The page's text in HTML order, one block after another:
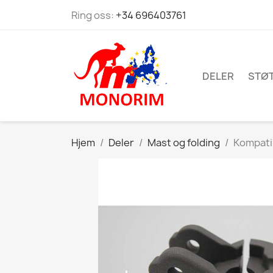
Ring oss: +34 696403761
DELER
Hjem Deler Mast og folding